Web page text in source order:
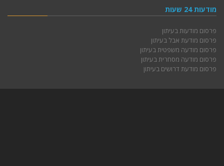
מודעות 24 שעות
פרסום מודעות בעיתון
פרסום מודעת אבל בעיתון
פרסום מודעה משפטית בעיתון
פרסום מודעה מסחרית בעיתון
פרסום מודעת דרושים בעיתון